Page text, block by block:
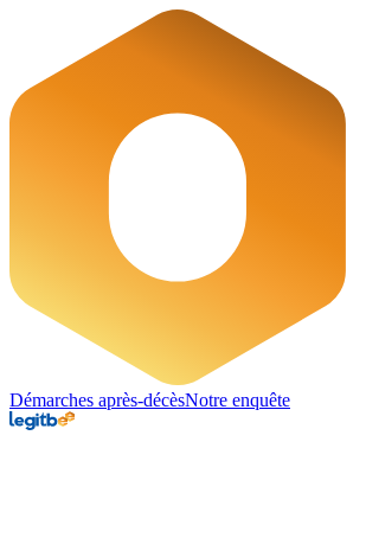
Démarches après-décèsNotre enquête